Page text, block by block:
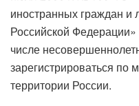
иностранных граждан и
Российской
числе
зарегистрироваться по
территории России.